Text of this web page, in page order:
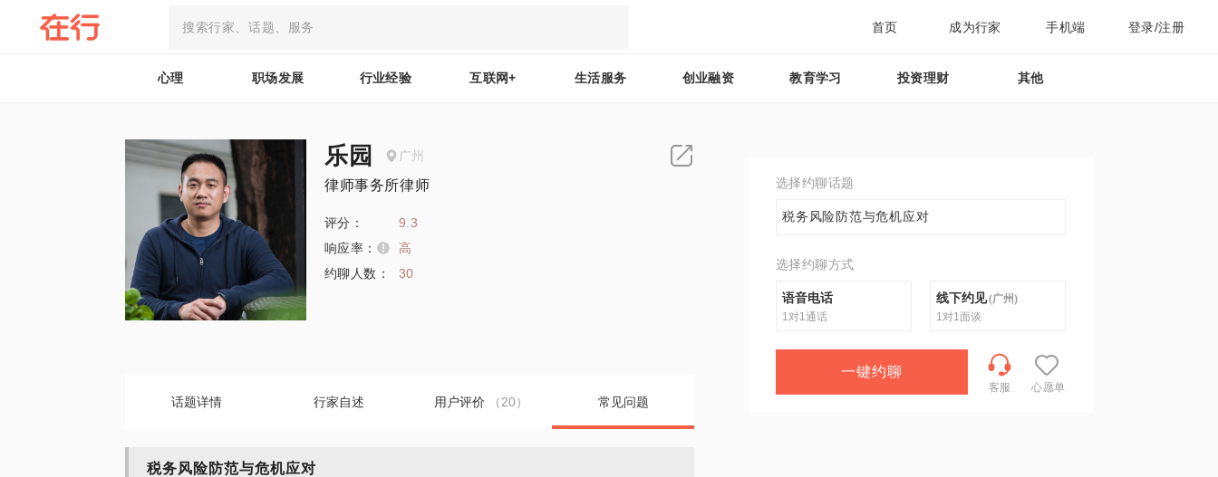
首页 成为行家 手机端 登录/注册
心理 职场发展 行业经验 互联网+ 生活服务 创业融资 教育学习 投资理财 其他
乐园 广州
律师事务所律师
评分：
9.3
响应率：
高
约聊人数：
30
话题详情 行家自述 用户评价 （20） 常见问题
税务风险防范与危机应对
选择约聊话题
税务风险防范与危机应对
选择约聊方式
语音电话
1对1通话
线下约见(广州)
1对1面谈
一键约聊
客服 心愿单